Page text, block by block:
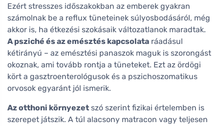
Ezért stresszes időszakokban az emberek gyakran
számolnak be a reflux tüneteinek súlyosbodásáról, még
akkor is, ha étkezési szokásaik változatlanok maradtak.
A psziché és az emésztés kapcsolata ráadásul
kétirányú – az emésztési panaszok maguk is szorongást
okoznak, ami tovább rontja a tüneteket. Ezt az ördögi
kört a gasztroenterológusok és a pszichoszomatikus
orvosok egyaránt jól ismerik.
Az otthoni környezet szó szerint fizikai értelemben is
szerepet játszik. A túl alacsony matracon vagy teljesen